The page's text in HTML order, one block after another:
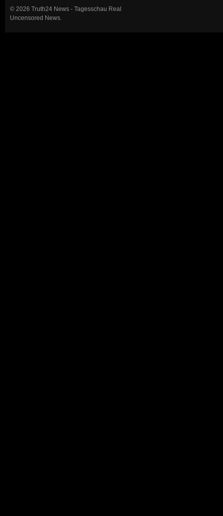
© 2026 Truth24 News - Tagesschau Real
Uncensored News.